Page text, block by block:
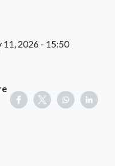
2026 - 15:50